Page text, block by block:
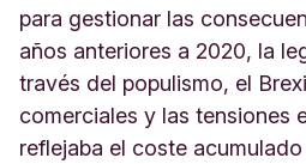
para gestionar las
años anteriores a 2020, la
través del populismo, el
comerciales y las tensiones
reflejaba el coste